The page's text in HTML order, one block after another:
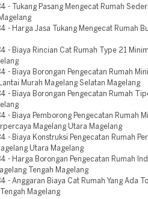
- Tukang Pasang Mengecat Rumah
- Harga Jasa Tukang Mengecat Rumah
- Biaya Rincian Cat Rumah Type 21
- Biaya Borongan Pengecatan Rumah
Murah Magelang Selatan Magelang
- Biaya Borongan Pengecatan Rumah
- Biaya Pemborong Pengecatan Rumah
Magelang Utara Magelang
- Biaya Konstruksi Pengecatan Rumah
Utara Magelang
- Harga Borongan Pengecatan Rumah
Tengah Magelang
- Anggaran Biaya Cat Rumah Yang Ada
Magelang